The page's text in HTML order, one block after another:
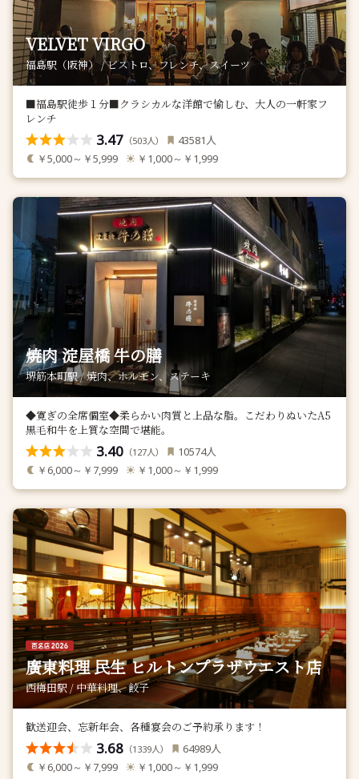
VELVET VIRGO
福島駅（阪神） / ビストロ、フレンチ、スイーツ
■福島駅徒歩１分■クラシカルな洋館で愉しむ、大人の一軒家フ
レンチ
3.47 （503人） 43581 人
￥5,000～￥5,999 ￥1,000～￥1,999
焼肉 淀屋橋 牛の膳
堺筋本町駅 / 焼肉、ホルモン、ステーキ
◆寛ぎの全席個室◆柔らかい肉質と上品な脂。こだわりぬいたA5
黒毛和牛を上質な空間で堪能。
3.40 （127人） 10574人
￥6,000～￥7,999 ￥1,000～￥1,999
廣東料理 民生 ヒルトンプラザウエスト店
西梅田駅 / 中華料理、餃子
歓送迎会、忘新年会、各種宴会のご予約承ります！
3.68 （1339人） 64989人
￥6,000～￥7,999 ￥1,000～￥1,999